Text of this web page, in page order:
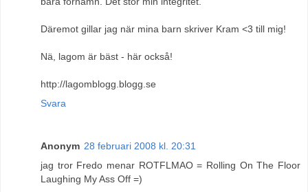
Däremot gillar jag när mina barn skriver Kram <3 till mig!
Nä, lagom är bäst - här också!
http://lagomblogg.blogg.se
Svara
Anonym 28 februari 2008 kl. 20:31
jag tror Fredo menar ROTFLMAO = Rolling On The Floor
Laughing My Ass Off =)